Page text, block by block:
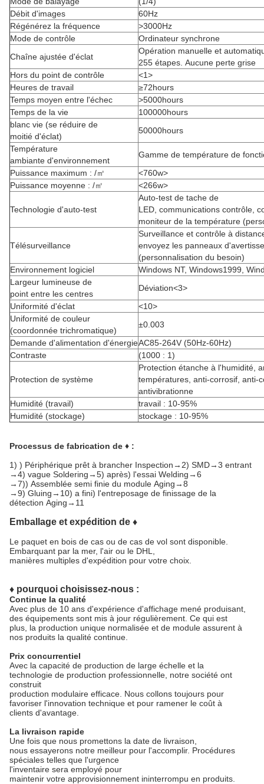
Débit d'images
60Hz
Régénérez la fréquence
>3000Hz
Mode de contrôle
Ordinateur synchrone
Chaîne ajustée d'éclat
Opération manuelle et
255 étapes. Aucune perte grise
Hors du point de contrôle
<1>
Heures de travail
≥72hours
Temps moyen entre l'échec
>5000hours
Temps de la vie
100000hours
blanc vie (se réduire de
moitié d'éclat)
50000hours
Température
ambiante d'environnement
Gamme de température de
Puissance maximum : /㎡
<760w>
Puissance moyenne : /㎡
<266w>
Technologie d'auto-test
Auto-test de tache de
LED, communications contrôle,
moniteur de la température
Télésurveillance
Surveillance et contrôle à
envoyez les panneaux
(personnalisation du besoin)
Environnement logiciel
Windows NT, Windows1999,
Largeur lumineuse de
point entre les centres
Déviation<3>
Uniformité d'éclat
<10>
Uniformité de couleur
(coordonnée trichromatique)
±0.003
Demande d'alimentation d'énergieAC85-264V (50Hz-60Hz)
Contraste
(1000 : 1)
Protection de système
Protection étanche à l'humidité,
températures, anti-corrosif, anti-
antivibrationne
Humidité (travail)
travail : 10-95%
Humidité (stockage)
stockage : 10-95%
Processus de fabrication de ♦ :
1) ) Périphérique prêt à brancher Inspection→2) SMD→3 entrant
→4) vague Soldering→5) après) l'essai Welding→6
→7)) Assemblée semi finie du module Aging→8
→9) Gluing→10) a fini) l'entreposage de finissage de la
détection Aging→11
Emballage et expédition de ♦
Le paquet en bois de cas ou de cas de vol sont disponible.
Embarquant par la mer, l'air ou le DHL,
manières multiples d'expédition pour votre choix.
♦ pourquoi choisissez-nous :
Continue la qualité
Avec plus de 10 ans d'expérience d'affichage mené produisant,
des équipements sont mis à jour régulièrement. Ce qui est
plus, la production unique normalisée et de module assurent à
nos produits la qualité continue.
Prix concurrentiel
Avec la capacité de production de large échelle et la
technologie de production professionnelle, notre société ont
construit
production modulaire efficace. Nous collons toujours pour
favoriser l'innovation technique et pour ramener le coût à
clients d'avantage.
La livraison rapide
Une fois que nous promettons la date de livraison,
nous essayerons notre meilleur pour l'accomplir. Procédures
spéciales telles que l'urgence
l'inventaire sera employé pour
maintenir votre approvisionnement ininterrompu en produits.